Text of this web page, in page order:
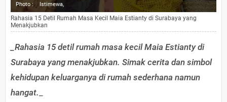
Photo : Istimewa,
Rahasia 15 Detil Rumah Masa Kecil Maia Estianty di Surabaya yang
Menakjubkan
_Rahasia 15 detil rumah masa kecil Maia Estianty di
Surabaya yang menakjubkan. Simak cerita dan simbol
kehidupan keluarganya di rumah sederhana namun
hangat.